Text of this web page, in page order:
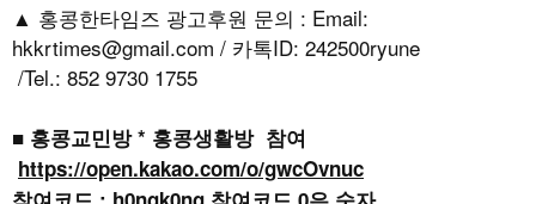
▲ 홍콩한타임즈 광고후원 문의 : Email:
hkkrtimes@gmail.com / 카톡ID: 242500ryune
/Tel.: 852 9730 1755
■ 홍콩교민방 * 홍콩생활방 참여
https://open.kakao.com/o/gwcOvnuc